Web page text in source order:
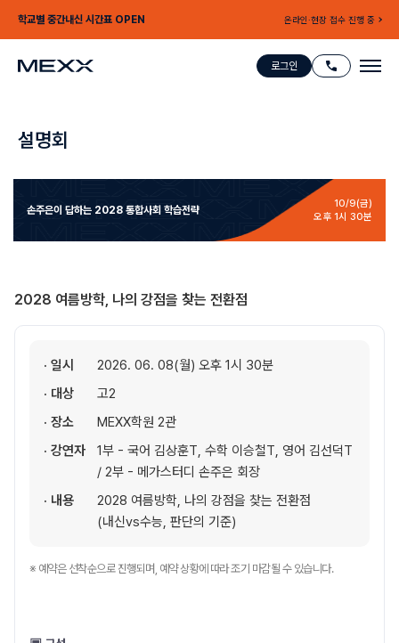
학교별 중간내신 시간표 OPEN 온라인·현장 접수 진행 중
로그인
설명회
손주은이 답하는 2028 통합사회 학습전략
10/9(금)
오후 1시 30분
2028 여름방학, 나의 강점을 찾는 전환점
· 일시
2026. 06. 08(월) 오후 1시 30분
· 대상
고2
· 장소
MEXX학원 2관
· 강연자
1부 - 국어 김상훈T, 수학 이승철T, 영어 김선덕T
/ 2부 - 메가스터디 손주은 회장
· 내용
2028 여름방학, 나의 강점을 찾는 전환점
(내신vs수능, 판단의 기준)
※ 예약은 선착순으로 진행되며, 예약 상황에 따라 조기 마감될 수 있습니다.